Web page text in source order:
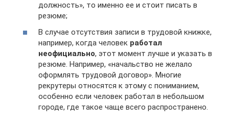
должность», то именно ее и стоит писать в
резюме;
В случае отсутствия записи в трудовой книжке,
например, когда человек работал
неофициально, этот момент лучше и указать в
резюме. Например, «начальство не желало
оформлять трудовой договор». Многие
рекрутеры относятся к этому с пониманием,
особенно если человек работал в небольшом
городе, где такое чаще всего распространено.